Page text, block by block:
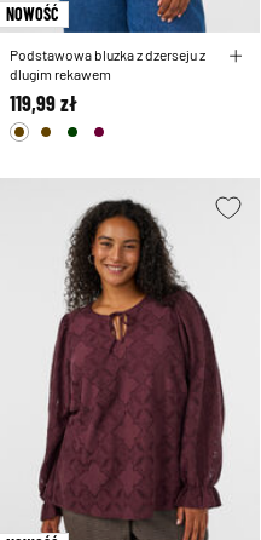
NOWOŚĆ
Podstawowa bluzka z dzerseju z
dlugim rekawem
119,99 zł